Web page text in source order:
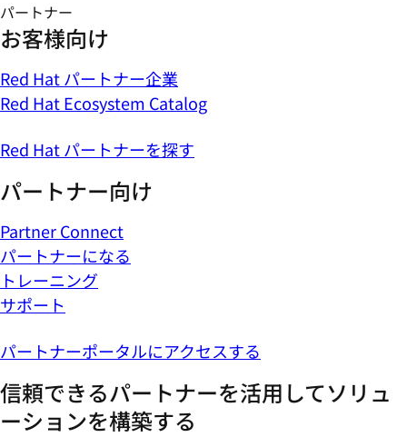
パートナー
お客様向け
Red Hat パートナー企業
Red Hat Ecosystem Catalog
Red Hat パートナーを探す
パートナー向け
Partner Connect
パートナーになる
トレーニング
サポート
パートナーポータルにアクセスする
信頼できるパートナーを活用してソリュ
ーションを構築する